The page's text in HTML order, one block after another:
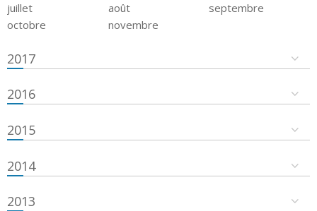
juillet
août
septembre
octobre
novembre
2017
2016
2015
2014
2013